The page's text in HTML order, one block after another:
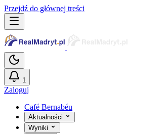
Przejdź do głównej treści
1
Zaloguj
Café Bernabéu
Aktualności
Wyniki